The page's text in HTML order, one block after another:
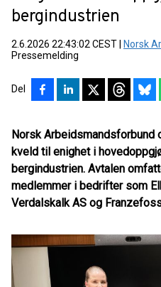
bergindustrien
2.6.2026 22:43:02 CEST Norsk
Pressemelding
Del
Norsk Arbeidsmandsforbund
kveld til enighet i
bergindustrien. Avtalen
medlemmer i bedrifter som
Verdalskalk AS og